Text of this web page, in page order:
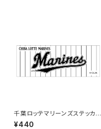
千葉ロッテマリーンズステッカー
9
¥440